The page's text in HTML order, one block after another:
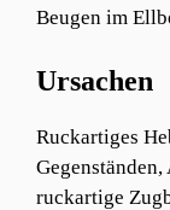
Beugen im
Ursachen
Ruckartiges
ruckartige